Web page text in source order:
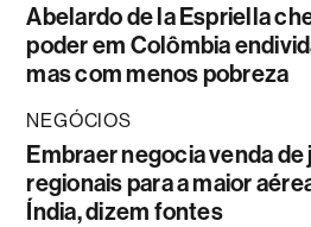
Abelardo de la Espriella
poder em Colômbia
mas com menos pobreza
NEGÓCIOS
Embraer negocia venda de
regionais para a maior
Índia, dizem fontes